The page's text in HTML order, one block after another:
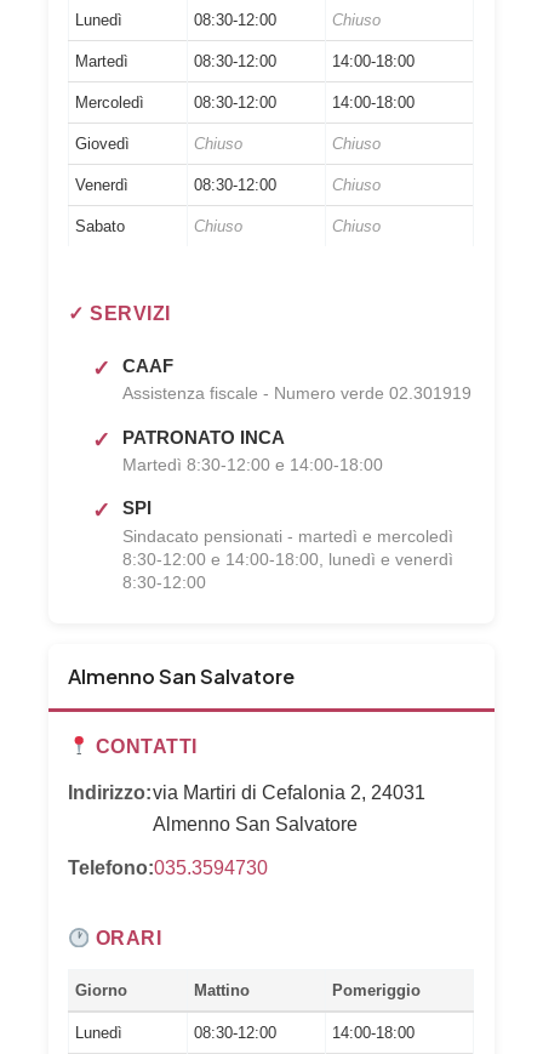
Lunedì 08:30-12:00 Chiuso
Martedì 08:30-12:00 14:00-18:00
Mercoledì 08:30-12:00 14:00-18:00
Giovedì Chiuso Chiuso
Venerdì 08:30-12:00 Chiuso
Sabato Chiuso Chiuso
✓ SERVIZI
CAAF
Assistenza fiscale - Numero verde 02.301919
PATRONATO INCA
Martedì 8:30-12:00 e 14:00-18:00
SPI
Sindacato pensionati - martedì e mercoledì
8:30-12:00 e 14:00-18:00, lunedì e venerdì
8:30-12:00
Almenno San Salvatore
CONTATTI
Indirizzo:via Martiri di Cefalonia 2, 24031
Almenno San Salvatore
Telefono:035.3594730
ORARI
Giorno Mattino Pomeriggio
Lunedì 08:30-12:00 14:00-18:00